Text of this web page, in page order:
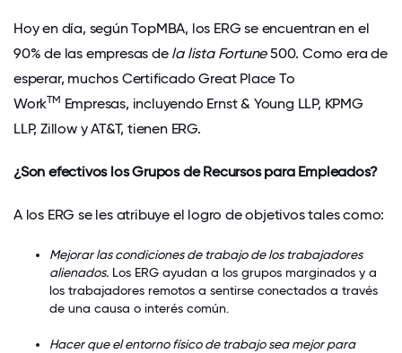
Hoy en día, segúnTopMBA, los ERG se encuentran en el
90% de las empresas de la lista Fortune500. Como era de
esperar, muchos Certificado Great Place To
WorkTM Empresas, incluyendo Ernst & Young LLP, KPMG
LLP, Zillow y AT&T, tienen ERG.
¿Son efectivos los Grupos de Recursos para Empleados?
A los ERG se les atribuye el logro de objetivos tales como:
Mejorar las condiciones de trabajo de los trabajadores
alienados. Los ERG ayudan a los grupos marginados y a
los trabajadores remotos a sentirse conectados a través
de una causa o interés común.
Hacer que el entorno físico de trabajo sea mejor para